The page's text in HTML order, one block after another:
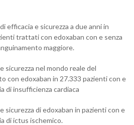
efficacia e sicurezza a due anni in
trattati con edoxaban con e senza
maggiore.
sicurezza nel mondo reale del
con edoxaban in 27.333 pazienti con e
di insufficienza cardiaca
sicurezza di edoxaban in pazienti con e
di ictus ischemico.